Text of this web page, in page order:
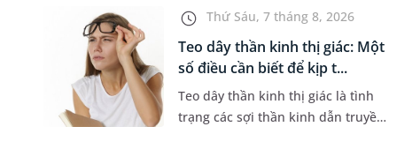
không thể vận động đi lại được. Kết
quả thăm khám tại Phòng...
Thứ Sáu, 7 tháng 8, 2026
Teo dây thần kinh thị giác: Một
số điều cần biết để kịp t...
Teo dây thần kinh thị giác là tình
trạng các sợi thần kinh dẫn truyền